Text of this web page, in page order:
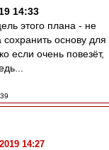
14:33
этого плана - не
основу для
если очень повезёт,
14:27